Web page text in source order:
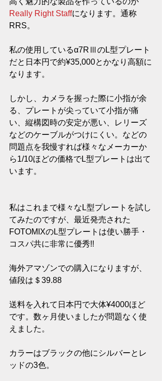
Really Right Staffになります。通称
RRS。
私の使用しているα7RⅢのL型プレート
だと日本円で約¥35,000とかなり高額に
なります。
しかし、カメラを握った際に小指が余
る、プレートが尖っていて小指が痛
い、縦構図時の安定が悪い、レリーズ
などのケーブルがつけにくい。などの
問題点を我慢すれば様々なメーカーか
ら1/10ほどの価格でL型プレートは出て
います。
私はこれまで様々なL型プレートを試し
てみたのですが、最近発売された
FOTOMIXのL型プレートは使い勝手・
コスパ共に非常に優秀!!
海外アマゾンでの購入になりますが、
値段は＄39.88
送料を入れて日本円で大体¥4000ほど
です。数ヶ月使いましたが問題なく使
えました。
カラーはブラックの他にシルバーとレ
ッドの3色。